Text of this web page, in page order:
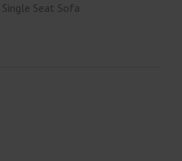
Single Seat Sofa